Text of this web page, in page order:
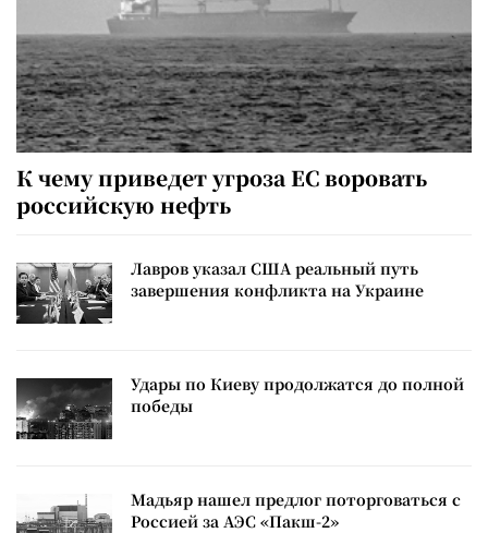
К чему приведет угроза ЕС воровать
российскую нефть
Лавров указал США реальный путь
завершения конфликта на Украине
Удары по Киеву продолжатся до полной
победы
Мадьяр нашел предлог поторговаться с
Россией за АЭС «Пакш-2»